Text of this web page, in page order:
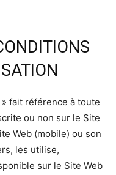
fait référence à toute
ou non sur le Site
Web (mobile) ou son
les utilise,
sur le Site Web